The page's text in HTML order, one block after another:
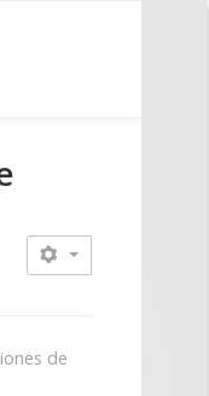
de